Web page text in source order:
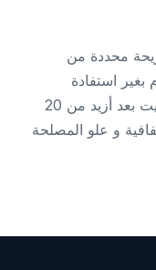
محددة من
استفادة
الموظفين إلى حين ظهور المسمى الفتيت بعد أزيد من 20
و علو المصلحة